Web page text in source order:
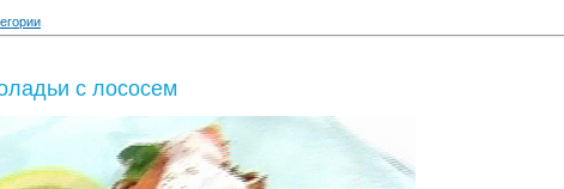
с лососем